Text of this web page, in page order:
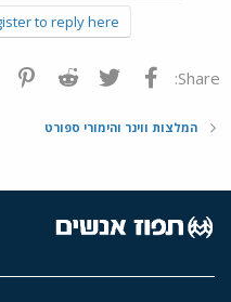
to reply here.
Share: פייסבוק Twitter
Reddit
המלצות ווינר והימורי ספורט